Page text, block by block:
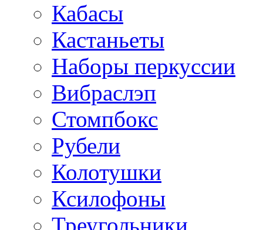
Кабасы
Кастаньеты
Наборы перкуссии
Вибраслэп
Стомпбокс
Рубели
Колотушки
Ксилофоны